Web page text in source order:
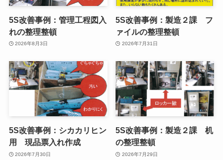
5S改善事例：管理工程図入
れの整理整頓
2026年8月3日
5S改善事例：製造２課 フ
ァイルの整理整頓
2026年7月31日
5S改善事例：シカカリヒン
用 現品票入れ作成
2026年7月30日
5S改善事例：製造２課 机
の整理整頓
2026年7月29日